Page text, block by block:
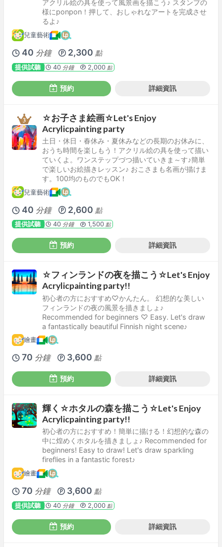
アクリル絵の具を使って風景画を描こう♪ スタンプの
様にponpon！押して、おしゃれなアートを完成させ
るよ♪
兒童藝術
40 分鐘 2,300 點
提供試聽 40 分鐘 2,000點
預約 詳細資訊
☆お子さま絵画☆Let's Enjoy
Acrylicpainting party
土日・休日・春休み・夏休みなどの長期のお休みに、
おうち時間を楽しもう！アクリル絵の具を使って描い
ていくよ。ワンステップづつ描いていきま～す♪簡単
で楽しいお絵描きレッスン♪ おこさまも名画が描けま
す。100均のものでもOK！
兒童藝術
40 分鐘 2,600 點
提供試聽 40 分鐘 1,500點
預約 詳細資訊
☆フィンランドの夜を描こう☆Let's Enjoy
Acrylicpainting party!!
初心者の方におすすめ♡かんたん。 幻想的な美しい
フィンランドの夜の風景を描きましょ♪
Recommended for beginners ♡ Easy. Let's draw
a fantastically beautiful Finnish night scene♪
繪畫
70 分鐘 3,600 點
預約 詳細資訊
輝く☆ホタルの森を描こう☆Let's Enjoy
Acrylicpainting party!!
初心者の方におすすめ！簡単に描ける！幻想的な森の
中に煌めくホタルを描きましょ♪ Recommended for
beginners! Easy to draw! Let's draw sparkling
fireflies in a fantastic forest♪
繪畫
70 分鐘 3,600 點
提供試聽 40 分鐘 2,000點
預約 詳細資訊